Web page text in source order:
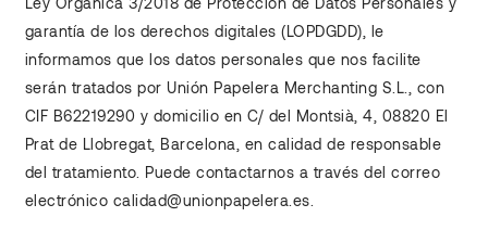
garantía de los derechos digitales (LOPDGDD), le
informamos que los datos personales que nos facilite
serán tratados por Unión Papelera Merchanting S.L., con
CIF B62219290 y domicilio en C/ del Montsià, 4, 08820 El
Prat de Llobregat, Barcelona, en calidad de responsable
del tratamiento. Puede contactarnos a través del correo
electrónico calidad@unionpapelera.es.